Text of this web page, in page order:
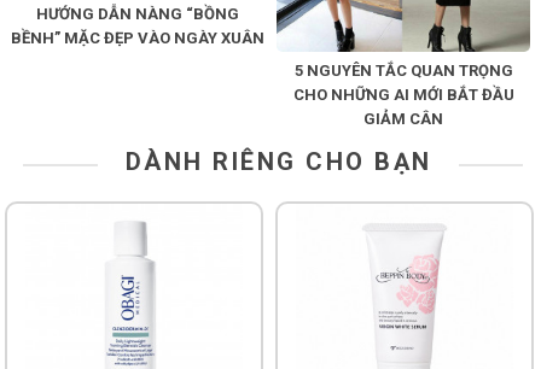
HƯỚNG DẪN NÀNG “BỒNG
BỀNH” MẶC ĐẸP VÀO NGÀY XUÂN
5 NGUYÊN TẮC QUAN TRỌNG
CHO NHỮNG AI MỚI BẮT ĐẦU
GIẢM CÂN
DÀNH RIÊNG CHO BẠN